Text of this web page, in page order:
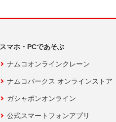
スマホ・PCであそぶ
ナムコオンラインクレーン
ナムコパークス オンラインストア
ガシャポンオンライン
公式スマートフォンアプリ